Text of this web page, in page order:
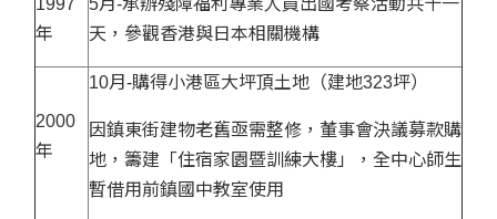
1997
年
5月-承辦殘障福利專業人員出國考察活動共十一
天，參觀香港與日本相關機構
2000
年
10月-購得小港區大坪頂土地（建地323坪）
因鎮東街建物老舊亟需整修，董事會決議募款購
地，籌建「住宿家園暨訓練大樓」，全中心師生
暫借用前鎮國中教室使用